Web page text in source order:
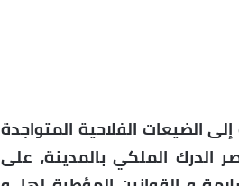
الضيعات الفلاحية المتواجدة
الملكي بالمدينة، على